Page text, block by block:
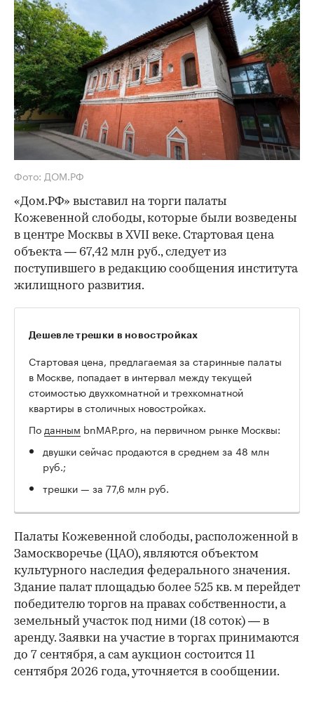
Фото: ДОМ.РФ
«Дом.РФ» выставил на торги палаты
Кожевенной слободы, которые были возведены
в центре Москвы в XVII веке. Стартовая цена
объекта — 67,42 млн руб., следует из
поступившего в редакцию сообщения института
жилищного развития.
Дешевле трешки в новостройках
Стартовая цена, предлагаемая за старинные палаты
в Москве, попадает в интервал между текущей
стоимостью двухкомнатной и трехкомнатной
квартиры в столичных новостройках.
По данным bnMAP.pro, на первичном рынке Москвы:
двушки сейчас продаются в среднем за 48 млн
руб.;
трешки — за 77,6 млн руб.
Палаты Кожевенной слободы, расположенной в
Замоскворечье (ЦАО), являются объектом
культурного наследия федерального значения.
Здание палат площадью более 525 кв. м перейдет
победителю торгов на правах собственности, а
земельный участок под ними (18 соток) — в
аренду. Заявки на участие в торгах принимаются
до 7 сентября, а сам аукцион состоится 11
сентября 2026 года, уточняется в сообщении.